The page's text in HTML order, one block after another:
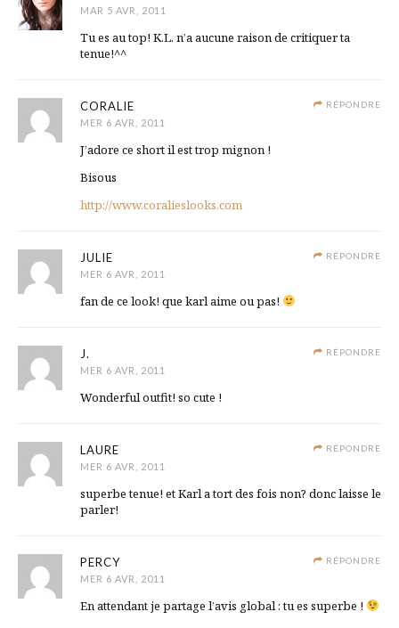
MAR 5 AVR, 2011
Tu es au top! K.L. n’a aucune raison de critiquer ta
tenue!^^
RÉPONDRE
CORALIE
MER 6 AVR, 2011
J’adore ce short il est trop mignon !
Bisous
http://www.coralieslooks.com
RÉPONDRE
JULIE
MER 6 AVR, 2011
fan de ce look! que karl aime ou pas!
RÉPONDRE
J.
MER 6 AVR, 2011
Wonderful outfit! so cute !
RÉPONDRE
LAURE
MER 6 AVR, 2011
superbe tenue! et Karl a tort des fois non? donc laisse le
parler!
RÉPONDRE
PERCY
MER 6 AVR, 2011
En attendant je partage l’avis global : tu es superbe !